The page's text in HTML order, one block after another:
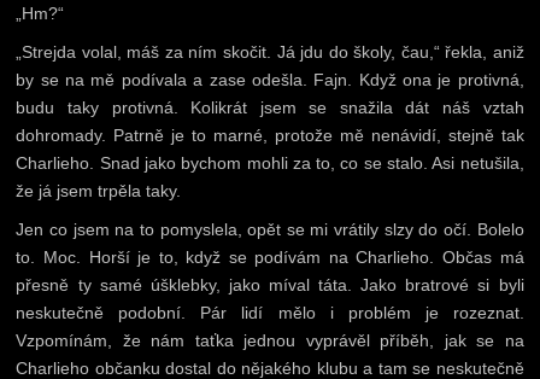
„Hm?“
„Strejda volal, máš za ním skočit. Já jdu do školy, čau,“ řekla, aniž
by se na mě podívala a zase odešla. Fajn. Když ona je protivná,
budu taky protivná. Kolikrát jsem se snažila dát náš vztah
dohromady. Patrně je to marné, protože mě nenávidí, stejně tak
Charlieho. Snad jako bychom mohli za to, co se stalo. Asi netušila,
že já jsem trpěla taky.
Jen co jsem na to pomyslela, opět se mi vrátily slzy do očí. Bolelo
to. Moc. Horší je to, když se podívám na Charlieho. Občas má
přesně ty samé úšklebky, jako míval táta. Jako bratrové si byli
neskutečně podobní. Pár lidí mělo i problém je rozeznat.
Vzpomínám, že nám taťka jednou vyprávěl příběh, jak se na
Charlieho občanku dostal do nějakého klubu a tam se neskutečně